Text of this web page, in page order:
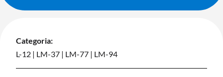
Categoria:
L-12 | LM-37 | LM-77 | LM-94